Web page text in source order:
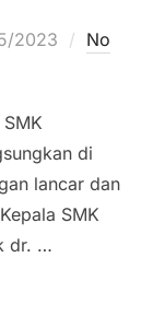
2023
No
di
lancar dan
SMK
dr. …